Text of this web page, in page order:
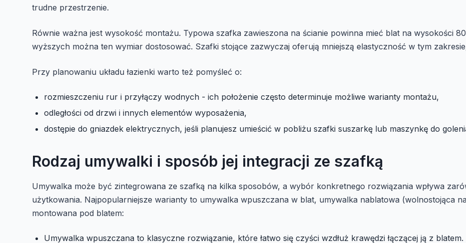
trudne przestrzenie.
Równie ważna jest wysokość montażu. Typowa szafka zawieszona na ścianie powinna mieć blat na wysokości
wyższych można ten wymiar dostosować. Szafki stojące zazwyczaj oferują mniejszą elastyczność w tym
Przy planowaniu układu łazienki warto też pomyśleć o:
rozmieszczeniu rur i przyłączy wodnych - ich położenie często determinuje możliwe warianty montażu,
odległości od drzwi i innych elementów wyposażenia,
dostępie do gniazdek elektrycznych, jeśli planujesz umieścić w pobliżu szafki suszarkę lub maszynkę do
Rodzaj umywalki i sposób jej integracji ze szafką
Umywalka może być zintegrowana ze szafką na kilka sposobów, a wybór konkretnego rozwiązania wpływa
użytkowania. Najpopularniejsze warianty to umywalka wpuszczana w blat, umywalka nablatowa (wolnostojąca
montowana pod blatem:
Umywalka wpuszczana to klasyczne rozwiązanie, które łatwo się czyści wzdłuż krawędzi łączącej ją z blatem.